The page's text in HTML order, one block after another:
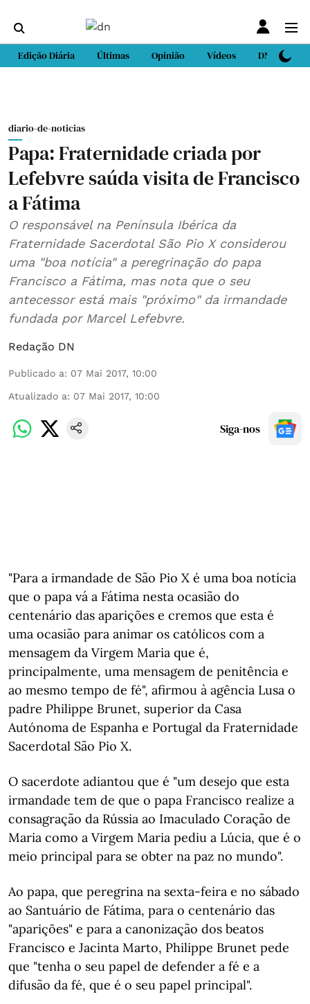
Edição Diária Últimas Opinião Vídeos DN Sport
diario-de-noticias
Papa: Fraternidade criada por
Lefebvre saúda visita de Francisco
a Fátima
O responsável na Península Ibérica da
Fraternidade Sacerdotal São Pio X considerou
uma "boa notícia" a peregrinação do papa
Francisco a Fátima, mas nota que o seu
antecessor está mais "próximo" da irmandade
fundada por Marcel Lefebvre.
Redação DN
Publicado a: 07 Mai 2017, 10:00
Atualizado a: 07 Mai 2017, 10:00
Siga-nos
"Para a irmandade de São Pio X é uma boa notícia
que o papa vá a Fátima nesta ocasião do
centenário das aparições e cremos que esta é
uma ocasião para animar os católicos com a
mensagem da Virgem Maria que é,
principalmente, uma mensagem de penitência e
ao mesmo tempo de fé", afirmou à agência Lusa o
padre Philippe Brunet, superior da Casa
Autónoma de Espanha e Portugal da Fraternidade
Sacerdotal São Pio X.
O sacerdote adiantou que é "um desejo que esta
irmandade tem de que o papa Francisco realize a
consagração da Rússia ao Imaculado Coração de
Maria como a Virgem Maria pediu a Lúcia, que é o
meio principal para se obter na paz no mundo".
Ao papa, que peregrina na sexta-feira e no sábado
ao Santuário de Fátima, para o centenário das
"aparições" e para a canonização dos beatos
Francisco e Jacinta Marto, Philippe Brunet pede
que "tenha o seu papel de defender a fé e a
difusão da fé, que é o seu papel principal".